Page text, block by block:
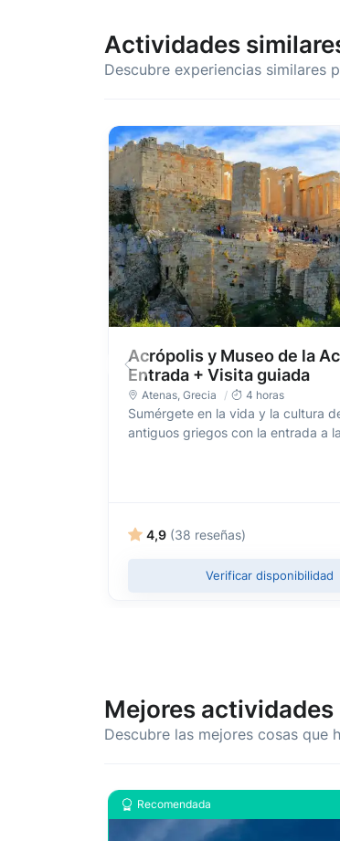
Actividades
Descubre experiencias similares
Acrópolis y Museo de la
Entrada + Visita guiada
Atenas, Grecia 4 horas
Sumérgete en la vida y la cultura
antiguos griegos con la entrada a
4,9 (38 reseñas)
Verificar disponibilidad
Mejores actividades
Descubre las mejores cosas que
Recomendada